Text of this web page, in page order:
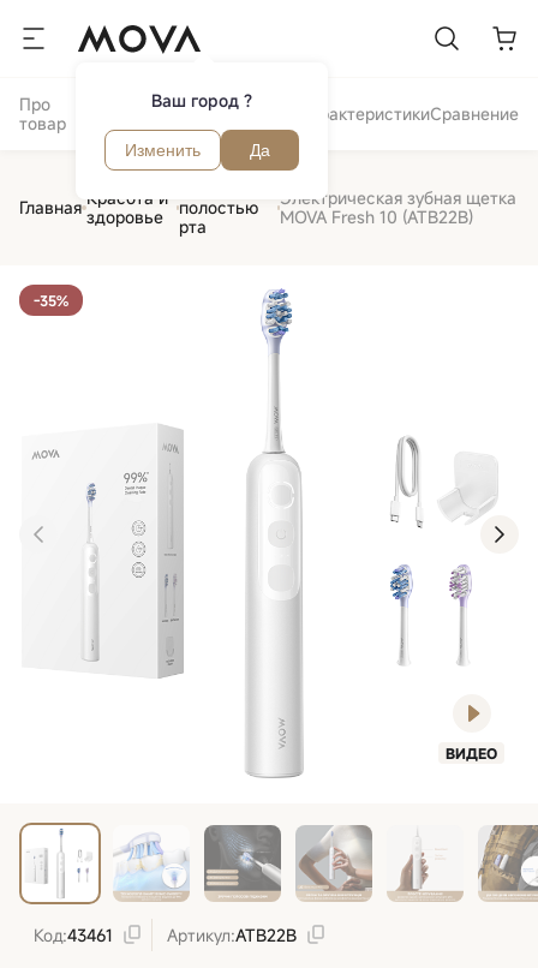
Ваш город ?
Изменить Да
Про
товар
Отзывы и
Обзор ХарактеристикиСравнение
Главная Красота и
здоровье
полостью
рта
Электрическая зубная щетка
MOVA Fresh 10 (ATB22B)
‹ ›
ВИДЕО
-35%
Код:43461 Артикул:ATB22B